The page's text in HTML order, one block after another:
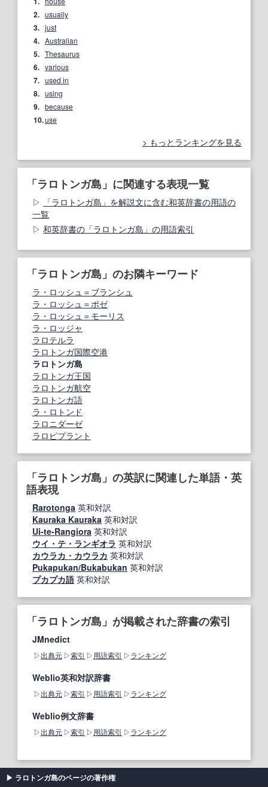
2. usually
3. just
4. Australian
5. Thesaurus
6. various
7. used in
8. using
9. because
10.use
もっとランキングを見る
「ラロトンガ島」に関連する表現一覧
「ラロトンガ島」を解説文に含む和英辞書の用語の
一覧
和英辞書の「ラロトンガ島」の用語索引
「ラロトンガ島」のお隣キーワード
ラ・ロッシュ＝ブランシュ
ラ・ロッシュ＝ポゼ
ラ・ロッシュ＝モーリス
ラ・ロッジャ
ラロテルラ
ラロトンガ国際空港
ラロトンガ島
ラロトンガ王国
ラロトンガ航空
ラロトンガ語
ラ・ロトンド
ラロニダーゼ
ラロピプラント
「ラロトンガ島」の英訳に関連した単語・英
語表現
Rarotonga 英和対訳
Kauraka Kauraka 英和対訳
Ui-te-Rangiora 英和対訳
ウイ・テ・ランギオラ 英和対訳
カウラカ・カウラカ 英和対訳
Pukapukan/Bukabukan 英和対訳
プカプカ語 英和対訳
「ラロトンガ島」が掲載された辞書の索引
JMnedict
出典元 索引 用語索引 ランキング
Weblio英和対訳辞書
出典元 索引 用語索引 ランキング
Weblio例文辞書
出典元 索引 用語索引 ランキング
ラロトンガ島のページの著作権